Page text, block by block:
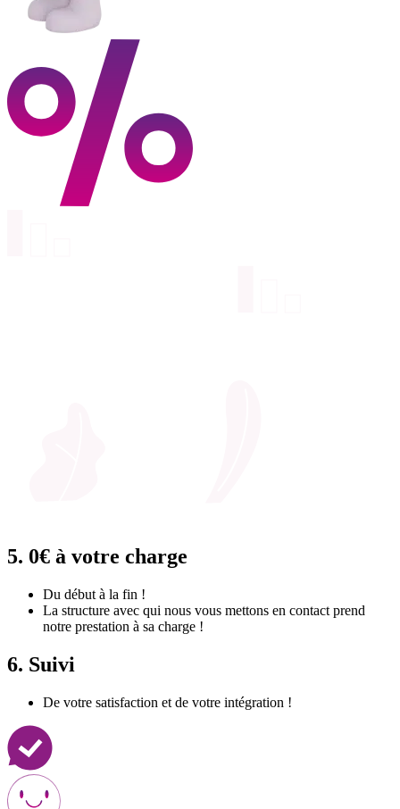
5. 0€ à votre charge
Du début à la fin !
La structure avec qui nous vous mettons en contact prend
notre prestation à sa charge !
6. Suivi
De votre satisfaction et de votre intégration !